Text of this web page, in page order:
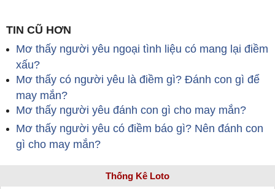
TIN CŨ HƠN
Mơ thấy người yêu ngoại tình liệu có mang lại điềm
xấu?
Mơ thấy có người yêu là điềm gì? Đánh con gì để
may mắn?
Mơ thấy người yêu đánh con gì cho may mắn?
Mơ thấy người yêu có điềm báo gì? Nên đánh con
gì cho may mắn?
Thống Kê Loto